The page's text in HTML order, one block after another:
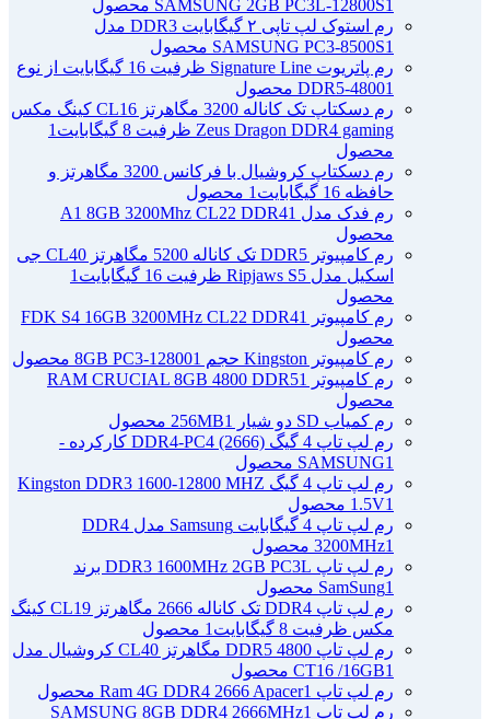
SAMSUNG 2GB PC3L-12800S1 محصول
رم استوک لپ تاپی ۲ گیگابایت DDR3 مدل
SAMSUNG PC3-8500S1 محصول
رم پاتریوت Signature Line ظرفیت 16 گیگابایت از نوع
DDR5-48001 محصول
رم دسکتاپ تک کاناله 3200 مگاهرتز CL16 کینگ مکس
Zeus Dragon DDR4 gaming ظرفیت 8 گیگابایت
1
محصول
رم دسکتاپ کروشیال با فرکانس 3200 مگاهرتز و
حافظه 16 گیگابایت
1 محصول
رم فدک مدل A1 8GB 3200Mhz CL22 DDR4 1
محصول
رم کامپیوتر DDR5 تک کاناله 5200 مگاهرتز CL40 جی
اسکیل مدل Ripjaws S5 ظرفیت 16 گیگابایت
1
محصول
رم کامپیوتر FDK S4 16GB 3200MHz CL22 DDR4
1
محصول
رم کامپیوتر Kingston حجم 8GB PC3-12800
1 محصول
رم کامپیوتر RAM CRUCIAL 8GB 4800 DDR5
1
محصول
رم کمیاب SD دو شیار 256MB
1 محصول
رم لپ تاپ 4 گیگ DDR4-PC4 (2666) کارکرده -
SAMSUNG1 محصول
رم لپ تاپ 4 گیگ Kingston DDR3 1600-12800 MHZ
1.5V1 محصول
رم لپ تاپ 4 گیگابایت Samsung مدل DDR4
3200MHz1 محصول
رم لپ تاپ DDR3 1600MHz 2GB PC3L برند
SamSung1 محصول
رم لپ تاپ DDR4 تک کاناله 2666 مگاهرتز CL19 کینگ
مکس ظرفیت 8 گیگابایت
1 محصول
رم لپ تاپ DDR5 4800 مگاهرتز CL40 کروشیال مدل
CT16 /16GB1 محصول
رم لپ تاپ Ram 4G DDR4 2666 Apacer 1 محصول
رم لپ تاپ SAMSUNG 8GB DDR4 2666MHz 1